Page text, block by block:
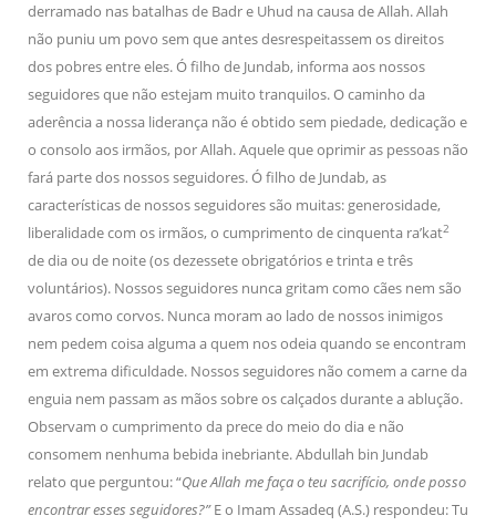
derramado nas batalhas de Badr e Uhud na causa de Allah. Allah
não puniu um povo sem que antes desrespeitassem os direitos
dos pobres entre eles. Ó filho de Jundab, informa aos nossos
seguidores que não estejam muito tranquilos. O caminho da
aderência a nossa liderança não é obtido sem piedade, dedicação e
o consolo aos irmãos, por Allah. Aquele que oprimir as pessoas não
fará parte dos nossos seguidores. Ó filho de Jundab, as
características de nossos seguidores são muitas: generosidade,
liberalidade com os irmãos, o cumprimento de cinquenta ra’kat2
de dia ou de noite (os dezessete obrigatórios e trinta e três
voluntários). Nossos seguidores nunca gritam como cães nem são
avaros como corvos. Nunca moram ao lado de nossos inimigos
nem pedem coisa alguma a quem nos odeia quando se encontram
em extrema dificuldade. Nossos seguidores não comem a carne da
enguia nem passam as mãos sobre os calçados durante a ablução.
Observam o cumprimento da prece do meio do dia e não
consomem nenhuma bebida inebriante. Abdullah bin Jundab
relato que perguntou: “Que Allah me faça o teu sacrifício, onde posso
encontrar esses seguidores?”E o Imam Assadeq (A.S.) respondeu: Tu